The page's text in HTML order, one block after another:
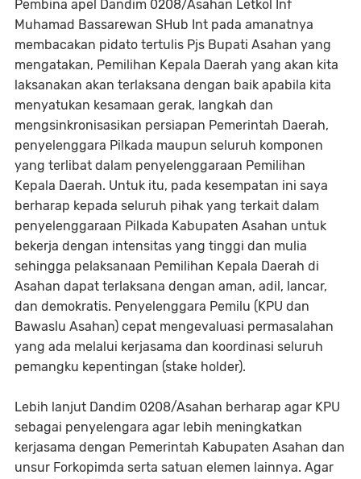
Pembina apel Dandim 0208/Asahan Letkol Inf
Muhamad Bassarewan SHub Int pada amanatnya
membacakan pidato tertulis Pjs Bupati Asahan yang
mengatakan, Pemilihan Kepala Daerah yang akan kita
laksanakan akan terlaksana dengan baik apabila kita
menyatukan kesamaan gerak, langkah dan
mengsinkronisasikan persiapan Pemerintah Daerah,
penyelenggara Pilkada maupun seluruh komponen
yang terlibat dalam penyelenggaraan Pemilihan
Kepala Daerah. Untuk itu, pada kesempatan ini saya
berharap kepada seluruh pihak yang terkait dalam
penyelenggaraan Pilkada Kabupaten Asahan untuk
bekerja dengan intensitas yang tinggi dan mulia
sehingga pelaksanaan Pemilihan Kepala Daerah di
Asahan dapat terlaksana dengan aman, adil, lancar,
dan demokratis. Penyelenggara Pemilu (KPU dan
Bawaslu Asahan) cepat mengevaluasi permasalahan
yang ada melalui kerjasama dan koordinasi seluruh
pemangku kepentingan (stake holder).
Lebih lanjut Dandim 0208/Asahan berharap agar KPU
sebagai penyelengara agar lebih meningkatkan
kerjasama dengan Pemerintah Kabupaten Asahan dan
unsur Forkopimda serta satuan elemen lainnya. Agar